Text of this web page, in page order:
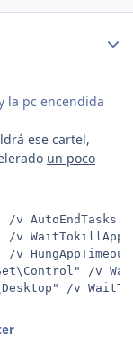
la pc encendida
ese cartel,
un poco
/v
/v
/v
/v
/v